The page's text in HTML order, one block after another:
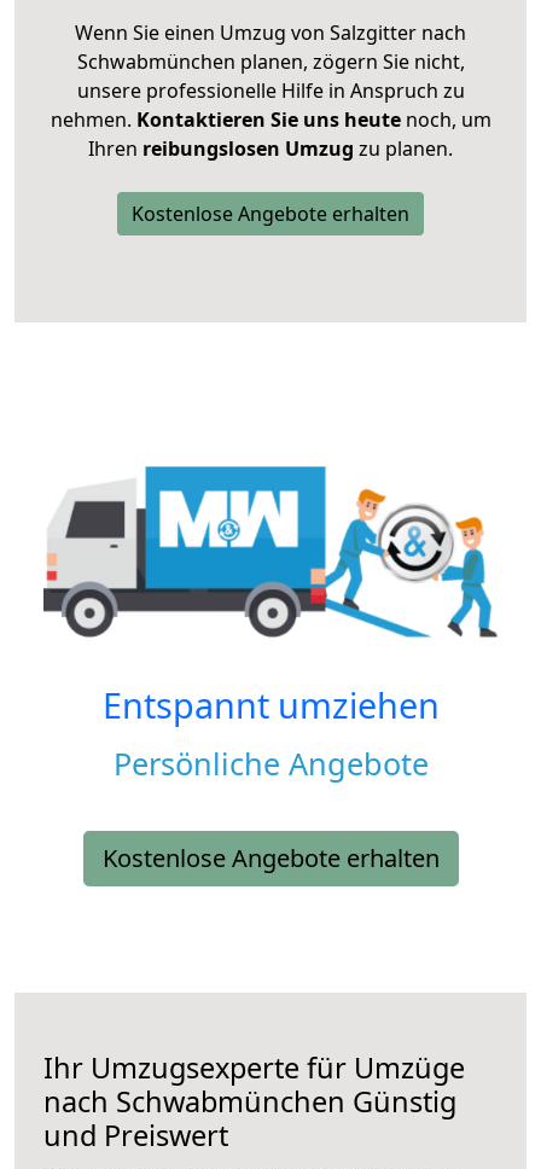
Wenn Sie einen Umzug von Salzgitter nach
Schwabmünchen planen, zögern Sie nicht,
unsere professionelle Hilfe in Anspruch zu
nehmen. Kontaktieren Sie uns heutenoch, um
Ihren reibungslosen Umzug zu planen.
Kostenlose Angebote erhalten
Entspannt umziehen
Persönliche Angebote
Kostenlose Angebote erhalten
Ihr Umzugsexperte für Umzüge
nach Schwabmünchen Günstig
und Preiswert